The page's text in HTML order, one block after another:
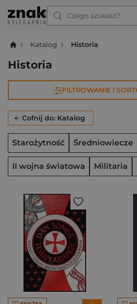
Czego szukasz?
Katalog Historia
Historia
FILTROWANIE I
Cofnij do: Katalog
Starożytność Średniowiecze
II wojna światowa Militaria